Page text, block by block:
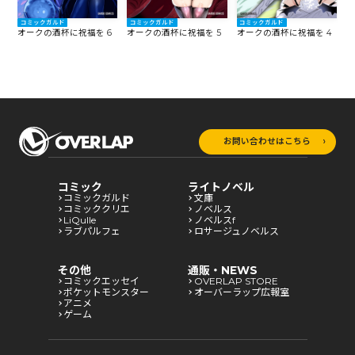
コミックガルド
オークの酒杯に祝福を 6
コミックガルド
オークの酒杯に祝福を 5
コミックガルド
オークの酒杯に祝福を 4
お問い合わせはこちら
コミック
コミックガルド
コミッククリエ
LiQulle
ラブパルフェ
ライトノベル
文庫
ノベルス
ノベルスf
ロサージュノベルス
その他
コミックエッセイ
ポケットモンスター
アニメ
ゲーム
通販・NEWS
OVERLAP STORE
オーバーラップ広報室